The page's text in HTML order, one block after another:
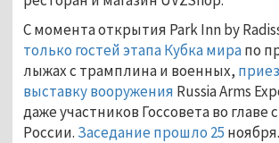
С момента открытия Park Inn by
только гостей этапа Кубка мирапо
лыжах с трамплина и военных,
выставку вооружения Russia Arms
даже участников Госсовета во главе
России. Заседание прошло 25 ноября.